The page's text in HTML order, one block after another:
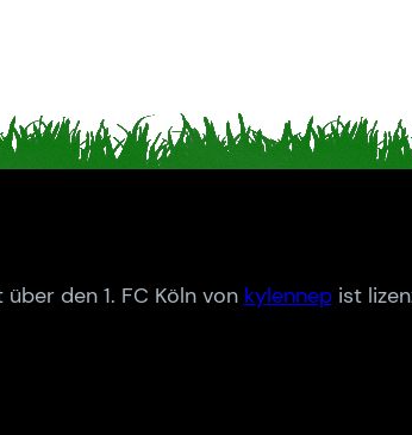
den 1. FC Köln von kylennepist